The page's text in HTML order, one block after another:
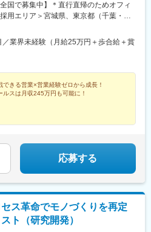
国で募集中】＊直行直帰のためオフィ
用エリア＞宮城県、東京都（千葉・埼
業界未経験（月給25万円＋歩合給＋賞
できる営業×営業経験ゼロから成長！
ルスは月収245万円も可能に！
応募する
ス革命でモノづくりを再定
ト（研究開発）